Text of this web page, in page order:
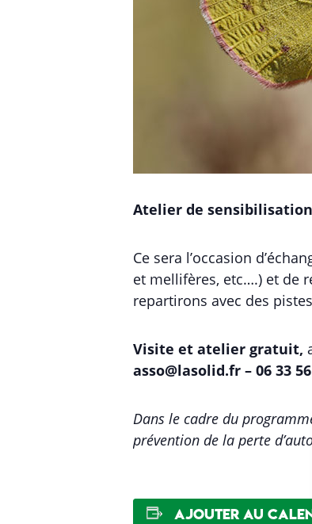
Atelier de
Ce sera l’occasion
et mellifères, etc….) et de
repartirons avec des
Visite et atelier gratuit,
asso@lasolid.fr – 06 33
Dans le cadre du
prévention de la perte
Ajouter au